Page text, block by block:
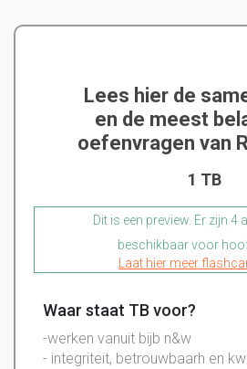
Lees hier de
en de meest
oefenvragen van
1 TB
Dit is een preview. Er zijn
beschikbaar voor
Laat hier meer
Waar staat TB voor?
-werken vanuit bijb n&w
- integriteit, betrouwbaarh en